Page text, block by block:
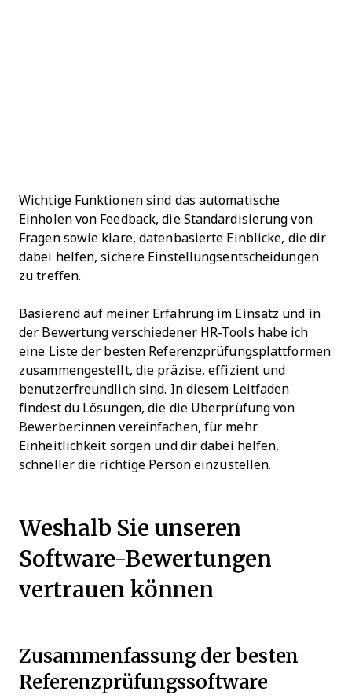
Wichtige Funktionen sind das automatische
Einholen von Feedback, die Standardisierung von
Fragen sowie klare, datenbasierte Einblicke, die dir
dabei helfen, sichere Einstellungsentscheidungen
zu treffen.
Basierend auf meiner Erfahrung im Einsatz und in
der Bewertung verschiedener HR-Tools habe ich
eine Liste der besten Referenzprüfungsplattformen
zusammengestellt, die präzise, effizient und
benutzerfreundlich sind. In diesem Leitfaden
findest du Lösungen, die die Überprüfung von
Bewerber:innen vereinfachen, für mehr
Einheitlichkeit sorgen und dir dabei helfen,
schneller die richtige Person einzustellen.
Weshalb Sie unseren
Software-Bewertungen
vertrauen können
Zusammenfassung der besten
Referenzprüfungssoftware